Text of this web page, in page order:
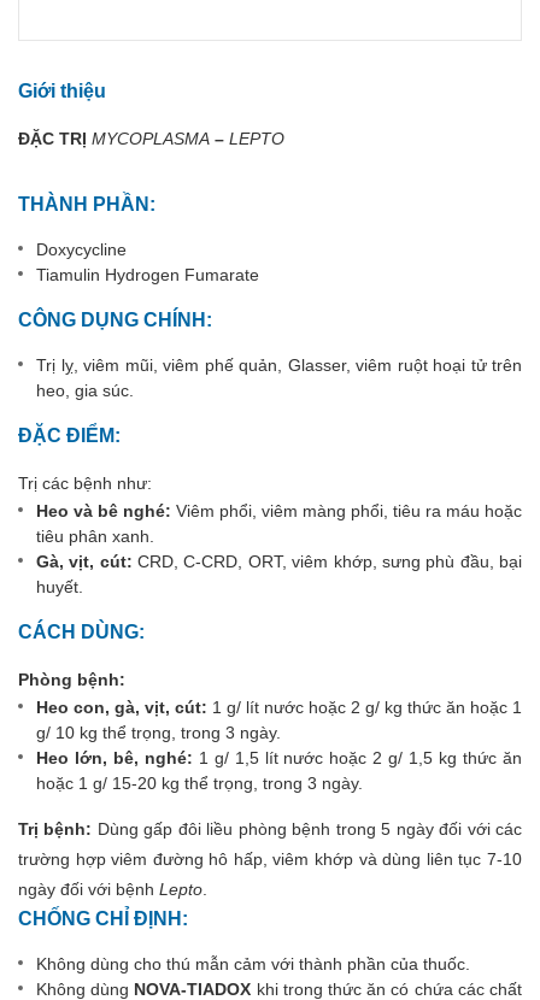
Giới thiệu
ĐẶC TRỊ MYCOPLASMA – LEPTO
THÀNH PHẦN:
Doxycycline
Tiamulin Hydrogen Fumarate
CÔNG DỤNG CHÍNH:
Trị lỵ, viêm mũi, viêm phế quản, Glasser, viêm ruột hoại tử trên
heo, gia súc.
ĐẶC ĐIỂM:
Trị các bệnh như:
Heo và bê nghé: Viêm phổi, viêm màng phổi, tiêu ra máu hoặc
tiêu phân xanh.
Gà, vịt, cút:CRD, C-CRD, ORT, viêm khớp, sưng phù đầu, bại
huyết.
CÁCH DÙNG:
Phòng bệnh:
Heo con, gà, vịt, cút: 1 g/ lít nước hoặc 2 g/ kg thức ăn hoặc 1
g/ 10 kg thể trọng, trong 3 ngày.
Heo lớn, bê, nghé: 1 g/ 1,5 lít nước hoặc 2 g/ 1,5 kg thức ăn
hoặc 1 g/ 15-20 kg thể trọng, trong 3 ngày.
Trị bệnh: Dùng gấp đôi liều phòng bệnh trong 5 ngày đối với các
trường hợp viêm đường hô hấp, viêm khớp và dùng liên tục 7-10
ngày đối với bệnh Lepto
CHỐNG CHỈ ĐỊNH:
Không dùng cho thú mẫn cảm với thành phần của thuốc.
Không dùng NOVA-TIADOX khi trong thức ăn có chứa các chất